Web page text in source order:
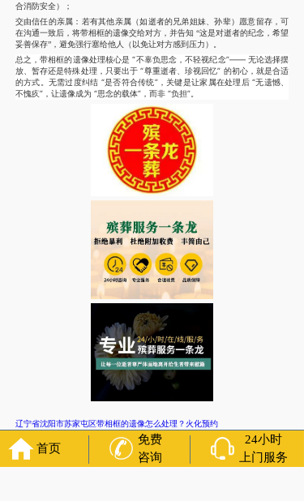
合消防安全）；
交由信任的亲属 ：若有其他亲属（如逝者的兄弟姐妹、孙辈）愿意留存，可
在沟通一致后，将带相框的遗像交给对方，并告知 “这是对逝者的纪念，希望
妥善保存”，避免强行塞给他人（以免让对方感到压力）。
总之，带相框的遗像处理核心是 “不辜负思念，不轻视纪念”—— 无论选择摆
放、暂存还是特殊处理，只要出于 “尊重逝者、珍视回忆” 的初心，就是合适
的方式。无需过度纠结 “是否符合传统”，关键是让家属在处理后 “无遗憾、
不愧疚”，让遗像成为 “思念的载体”，而非 “负担”。
辽宁省沈阳市苏家屯区带相框的遗像怎么处理？火化预约
上一篇:
辽宁省沈阳市大东区二台子街道孝衣有什么讲究？殡葬文化/殡
首页
免费
咨询
24小时
上门服务